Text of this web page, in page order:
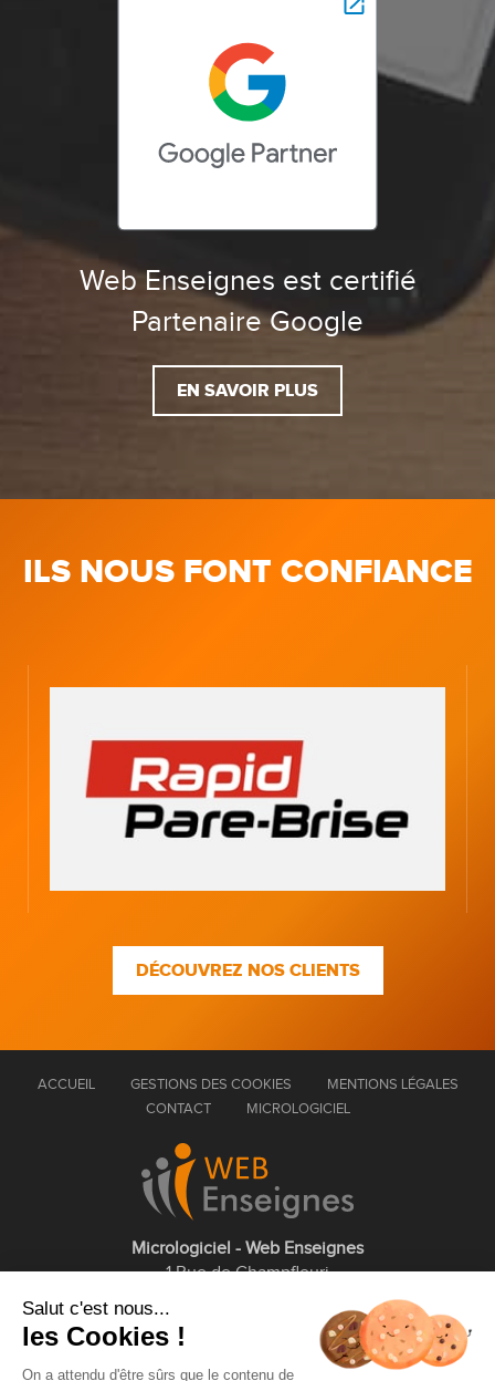
Web Enseignes est certifié
Partenaire Google
EN SAVOIR PLUS
ILS NOUS FONT CONFIANCE
DÉCOUVREZ NOS CLIENTS
ACCUEIL GESTIONS DES COOKIES
MENTIONS LÉGALES
CONTACT
MICROLOGICIEL
Micrologiciel - Web Enseignes
1 Rue de Champfleuri
01 75 43 63 60
Salut c'est nous...
les Cookies !
On a attendu d'être sûrs que le contenu de